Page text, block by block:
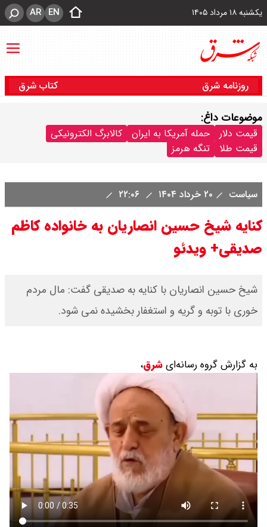
یکشنبه ۱۸ مرداد ۱۴۰۵ EN
AR
روزنامه شرق کتاب شرق
موضوعات داغ:
قیمت دلار حمله آمریکا به ایران
کالابرگ الکترونیکی
قیمت طلا
تنگه هرمز
سیاست ۲۰ خرداد ۱۴۰۴
کنایه شیخ حسین انصاریان به خانواده کاظم
صدیقی+ ویدئو
شیخ حسین انصاریان با کنایه به صدیقی گفت: مال مردم
خوری با توبه و گریه و استغفار بخشیده نمی شود.
به گزارش گروه رسانه‌ایشرق،